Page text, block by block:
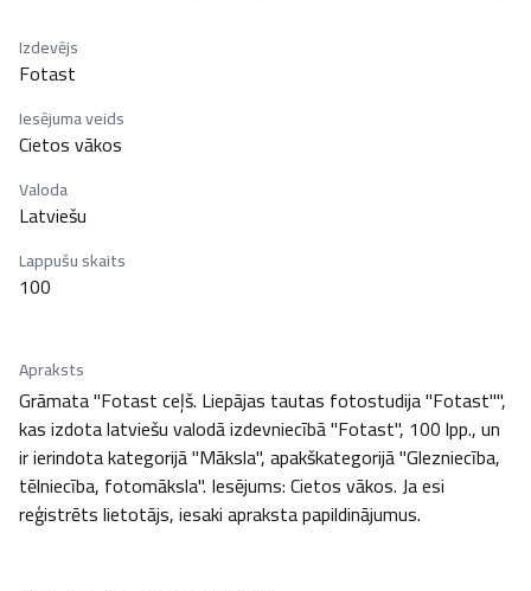
Izdevējs
Fotast
Iesējuma veids
Cietos vākos
Valoda
Latviešu
Lappušu skaits
100
Apraksts
Grāmata "Fotast ceļš. Liepājas tautas fotostudija "Fotast"",
kas izdota latviešu valodā izdevniecībā "Fotast", 100 lpp., un
ir ierindota kategorijā "Māksla", apakškategorijā "Glezniecība,
tēlniecība, fotomāksla". Iesējums: Cietos vākos. Ja esi
reģistrēts lietotājs, iesaki apraksta papildinājumus.